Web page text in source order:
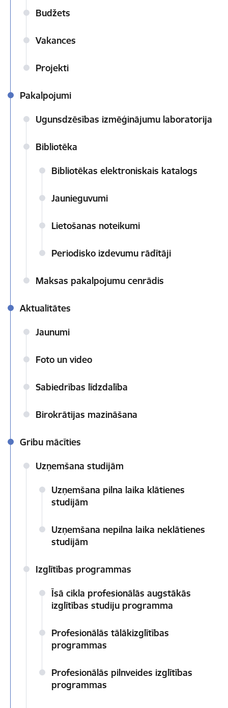
Budžets
Vakances
Projekti
Pakalpojumi
Ugunsdzēsības izmēģinājumu laboratorija
Bibliotēka
Bibliotēkas elektroniskais katalogs
Jaunieguvumi
Lietošanas noteikumi
Periodisko izdevumu rādītāji
Maksas pakalpojumu cenrādis
Aktualitātes
Jaunumi
Foto un video
Sabiedrības līdzdalība
Birokrātijas mazināšana
Gribu mācīties
Uzņemšana studijām
Uzņemšana pilna laika klātienes
studijām
Uzņemšana nepilna laika neklātienes
studijām
Izglītības programmas
Īsā cikla profesionālās augstākās
izglītības studiju programma
Profesionālās tālākizglītības
programmas
Profesionālās pilnveides izglītības
programmas